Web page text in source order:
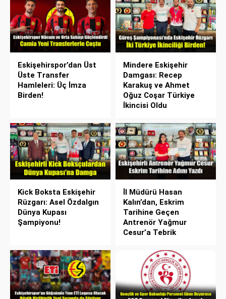
Eskişehirspor’dan Üst
Üste Transfer
Hamleleri: Üç İmza
Birden!
Mindere Eskişehir
Damgası: Recep
Karakuş ve Ahmet
Oğuz Coşar Türkiye
İkincisi Oldu
Kick Boksta Eskişehir
Rüzgarı: Asel Özdalgın
Dünya Kupası
Şampiyonu!
İl Müdürü Hasan
Kalın’dan, Eskrim
Tarihine Geçen
Antrenör Yağmur
Cesur’a Tebrik